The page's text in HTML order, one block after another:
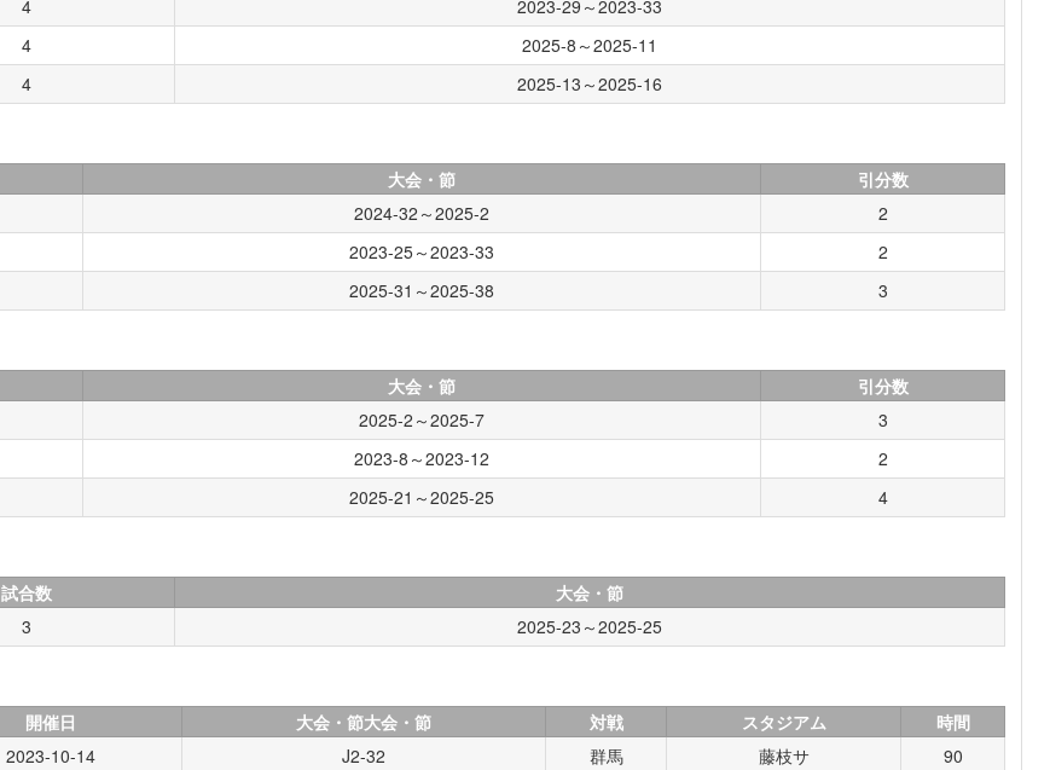
4
2023-29～2023-33
4
2025-8～2025-11
4 2025-13～2025-16
大会・節
引分数
2024-32～2025-2
2
2023-25～2023-33
2
2025-31～2025-38 3
大会・節
引分数
2025-2～2025-7
3
2023-8～2023-12
2
2025-21～2025-25 4
試合数
大会・節
3 2025-23～2025-25
開催日 大会・節大会・節 対戦 スタジアム
時間
2023-10-14 J2-32 群馬 藤枝サ 90